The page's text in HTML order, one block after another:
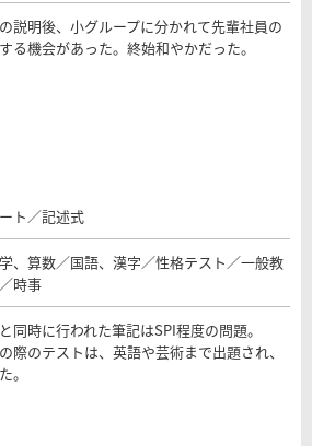
説明後、小グループに分かれて先輩社員の
る機会があった。終始和やかだった。
ト／記述式
、算数／国語、漢字／性格テスト／一般教
時事
同時に行われた筆記はSPI程度の問題。
際のテストは、英語や芸術まで出題され、
。